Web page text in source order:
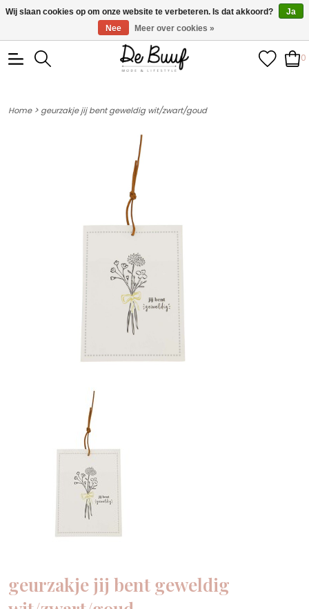
• Wekelijks nieuwe items • Gratis verzending >€100,- •
Verzonden binnen 1-3 werkdagen
0
Home> geurzakje jij bent geweldig wit/zwart/goud
geurzakje jij bent geweldig
Wij slaan cookies op om onze website te verbeteren. Is dat akkoord?
Ja
Nee
Meer over cookies »